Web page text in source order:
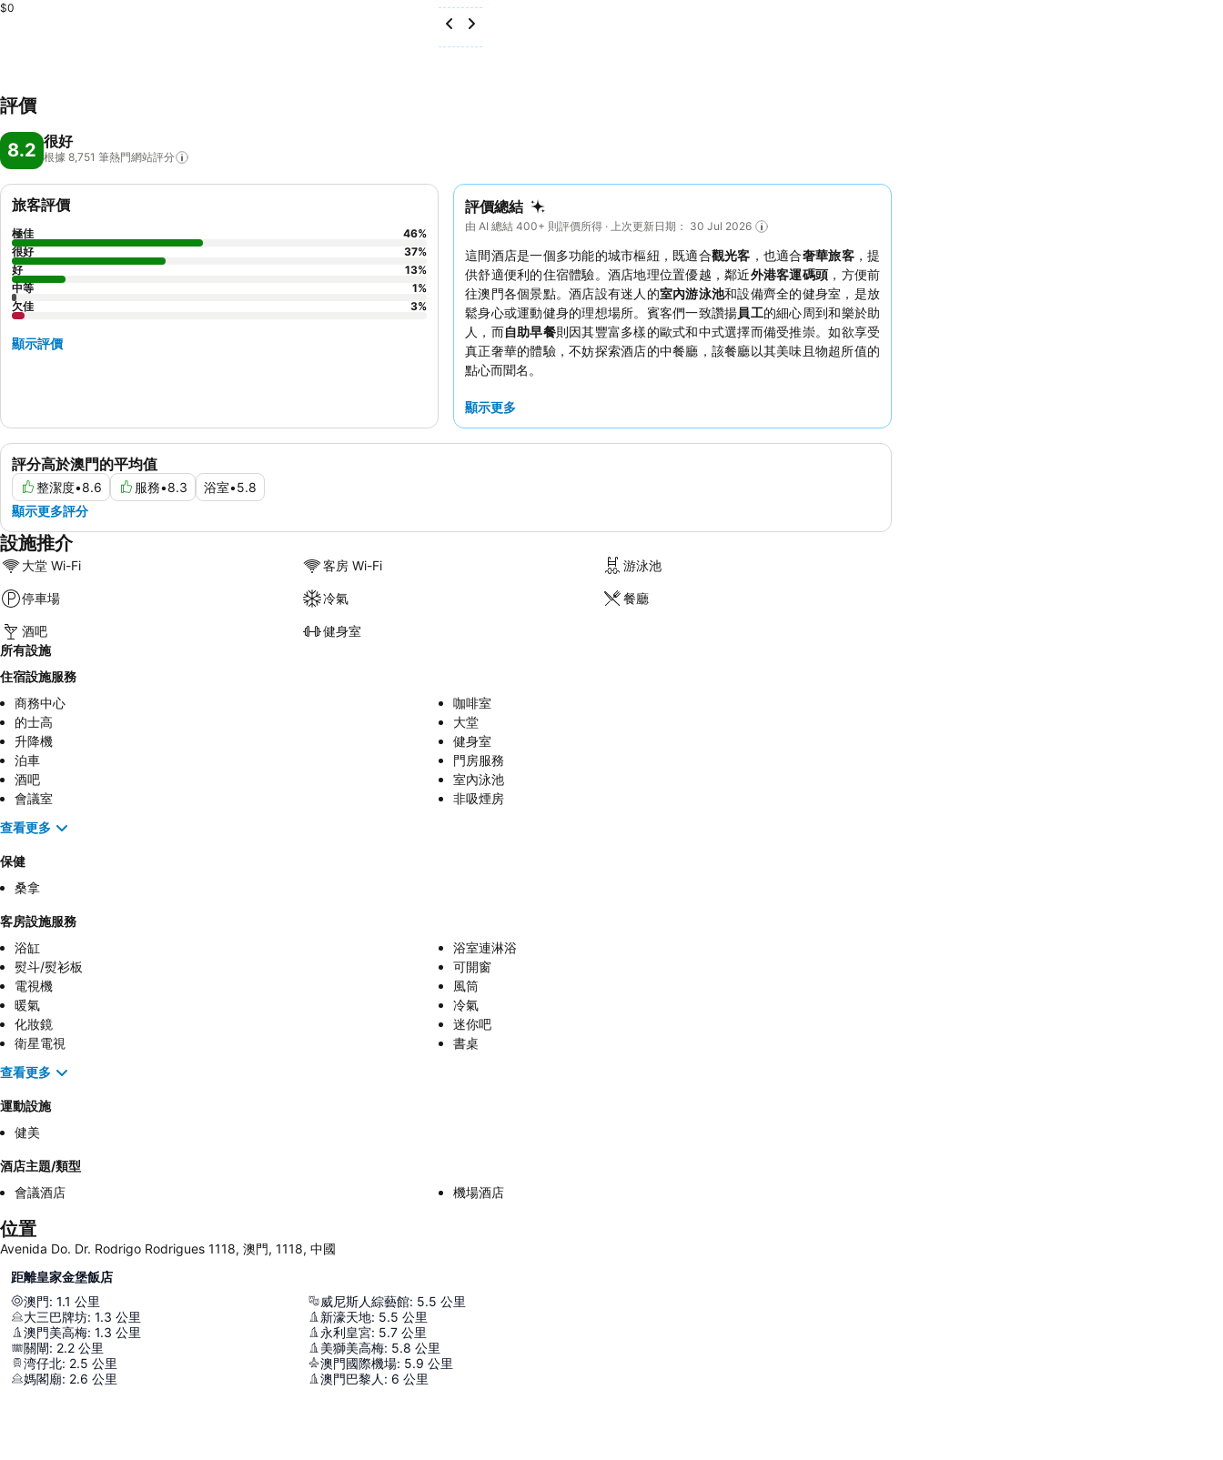
$0
評價
8.2 很好
根據 8,751 筆熱門網站評分
評價總結
由 AI 總結 400+ 則評價所得 · 上次更新日期： 30 Jul 2026
這間酒店是一個多功能的城市樞紐，既適合觀光客 ，也適合奢華旅客，提
供舒適便利的住宿體驗。酒店地理位置優越，鄰近外港客運碼頭 ，方便前
往澳門各個景點。酒店設有迷人的室內游泳池和設備齊全的健身室，是放
鬆身心或運動健身的理想場所。賓客們一致讚揚員工的細心周到和樂於助
人，而自助早餐則因其豐富多樣的歐式和中式選擇而備受推崇。如欲享受
真正奢華的體驗，不妨探索酒店的中餐廳，該餐廳以其美味且物超所值的
點心而聞名。
顯示更多
評分高於澳門的平均值
整潔度•8.6 服務•8.3 浴室•5.8
顯示更多評分
旅客評價
極佳 46%
很好
37%
好
13%
中等
1%
欠佳
3%
顯示評價
設施推介
大堂 Wi-Fi 客房 Wi-Fi 游泳池
停車場 冷氣 餐廳
酒吧
健身室
所有設施
住宿設施服務
商務中心
咖啡室
的士高
大堂
升降機
健身室
泊車
門房服務
酒吧
室內泳池
會議室
非吸煙房
查看更多
保健
桑拿
客房設施服務
浴缸
浴室連淋浴
熨斗/熨衫板
可開窗
電視機
風筒
暖氣
冷氣
化妝鏡
迷你吧
衛星電視
書桌
查看更多
運動設施
健美
酒店主題/類型
會議酒店
機場酒店
位置
Avenida Do. Dr. Rodrigo Rodrigues 1118, 澳門, 1118, 中國
距離皇家金堡飯店
澳門: 1.1 公里
大三巴牌坊: 1.3 公里
澳門美高梅: 1.3 公里
關閘: 2.2 公里
湾仔北: 2.5 公里
媽閣廟: 2.6 公里
威尼斯人綜藝館: 5.5 公里
新濠天地: 5.5 公里
永利皇宮: 5.7 公里
美獅美高梅: 5.8 公里
澳門國際機場: 5.9 公里
澳門巴黎人 : 6 公里